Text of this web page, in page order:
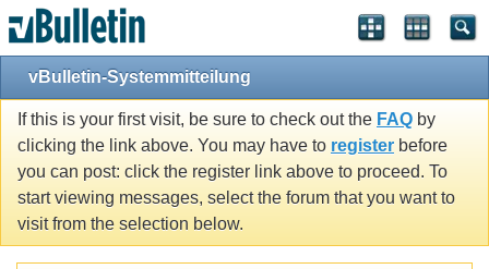
vBulletin-Systemmitteilung
If this is your first visit, be sure to check out the FAQ by
clicking the link above. You may have to register before
you can post: click the register link above to proceed. To
start viewing messages, select the forum that you want to
visit from the selection below.